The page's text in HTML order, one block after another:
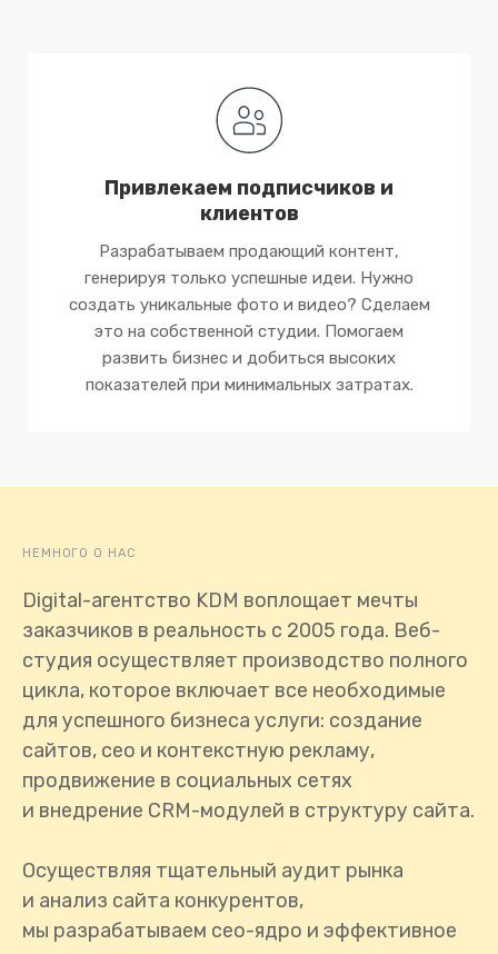
Привлекаем подписчиков и
клиентов
Разрабатываем продающий контент,
генерируя только успешные идеи. Нужно
создать уникальные фото и видео? Сделаем
это на собственной студии. Помогаем
развить бизнес и добиться высоких
показателей при минимальных затратах.
НЕМНОГО О НАС
Digital-агентство KDM воплощает мечты
заказчиков в реальность с 2005 года. Веб-
студия осуществляет производство полного
цикла, которое включает все необходимые
для успешного бизнеса услуги: создание
сайтов, сео и контекстную рекламу,
продвижение в социальных сетях
и внедрение CRM-модулей в структуру сайта.
Осуществляя тщательный аудит рынка
и анализ сайта конкурентов,
мы разрабатываем сео-ядро и эффективное